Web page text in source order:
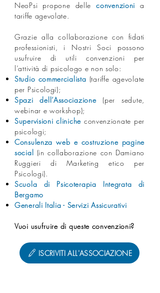
NeoPsi propone delleconvenzionia
tariffe agevolate.
Grazie alla collaborazione con fidati
professionisti, i Nostri Soci possono
usufruire di utili convenzioni per
l’attività di psicologo e non solo:⁣
Studio commercialista (tariffe agevolate
per Psicologi);⁣
Spazi dell’Associazione(per sedute,
webinar e workshop);⁣
Supervisioni clinicheconvenzionate per
psicologi;
Consulenza web e costruzione pagine
social (in collaborazione con Damiano
Ruggieri di Marketing etico per
Psicologi).
Scuola di Psicoterapia Integrata di
Bergamo
Generali Italia - Servizi Assicurativi
Vuoi usufruire di queste convenzioni?
ISCRIVITI ALL'ASSOCIAZIONE